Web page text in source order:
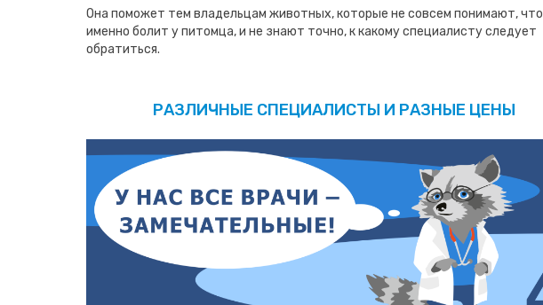
Она поможет тем владельцам животных, которые не совсем понимают, что
именно болит у питомца, и не знают точно, к какому специалисту следует
обратиться.
РАЗЛИЧНЫЕ СПЕЦИАЛИСТЫ И РАЗНЫЕ ЦЕНЫ